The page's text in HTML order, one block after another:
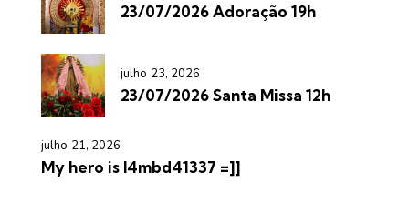
23/07/2026 Adoração 19h
julho 23, 2026
23/07/2026 Santa Missa 12h
julho 21, 2026
My hero is l4mbd41337 =]]